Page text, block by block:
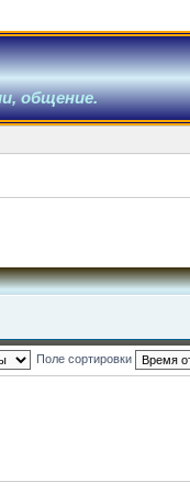
общение.
Поле сортировки